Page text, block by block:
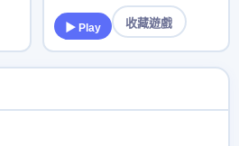
▶ Play 收藏遊戲